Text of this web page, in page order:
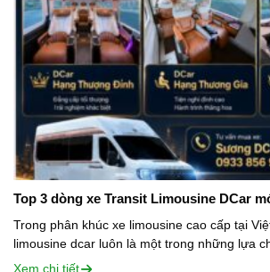
Top 3 dòng xe Transit Limousine DCar
Trong phân khúc xe limousine cao cấp tại
limousine dcar luôn là một trong những lựa
doanh nghiệp vận tải, khách sạn, resort,
Xem chi tiết